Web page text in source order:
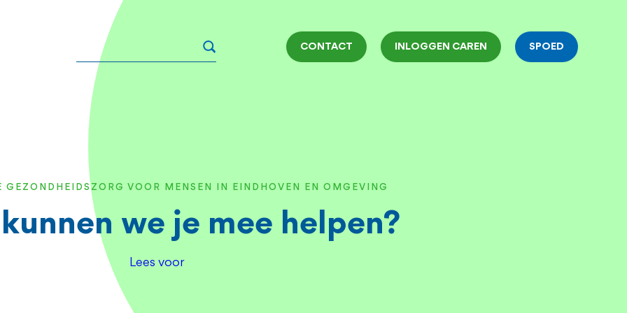
Zoeken CONTACT INLOGGEN CAREN SPOED
GEZONDHEIDSZORG VOOR MENSEN IN EINDHOVEN EN OMGEVING
we je mee helpen?
Lees voor